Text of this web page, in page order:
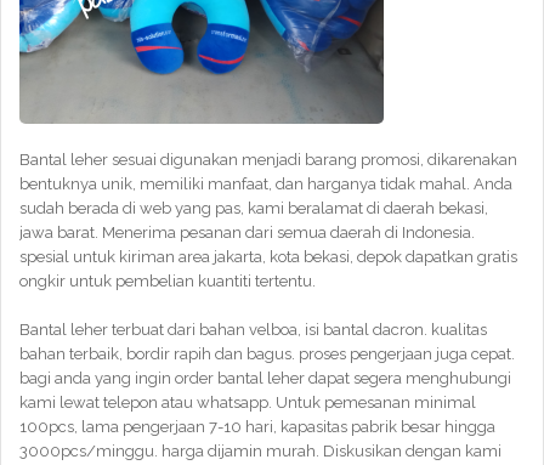
Bantal leher sesuai digunakan menjadi barang promosi, dikarenakan
bentuknya unik, memiliki manfaat, dan harganya tidak mahal. Anda
sudah berada di web yang pas, kami beralamat di daerah bekasi,
jawa barat. Menerima pesanan dari semua daerah di Indonesia.
spesial untuk kiriman area jakarta, kota bekasi, depok dapatkan gratis
ongkir untuk pembelian kuantiti tertentu.
Bantal leher terbuat dari bahan velboa, isi bantal dacron. kualitas
bahan terbaik, bordir rapih dan bagus. proses pengerjaan juga cepat.
bagi anda yang ingin order bantal leher dapat segera menghubungi
kami lewat telepon atau whatsapp. Untuk pemesanan minimal
100pcs, lama pengerjaan 7-10 hari, kapasitas pabrik besar hingga
3000pcs/minggu. harga dijamin murah. Diskusikan dengan kami